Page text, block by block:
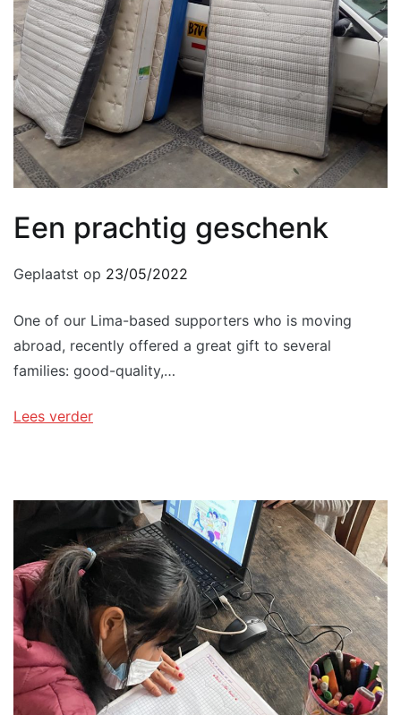
Een prachtig geschenk
Geplaatst op 23/05/2022
One of our Lima-based supporters who is moving
abroad, recently offered a great gift to several
families: good-quality,…
Lees verder